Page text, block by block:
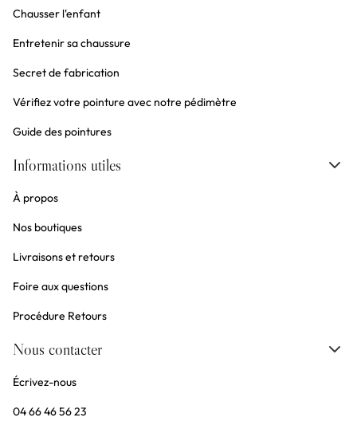
Chausser l'enfant
Entretenir sa chaussure
Secret de fabrication
Vérifiez votre pointure avec notre pédimètre
Guide des pointures
Informations utiles
À propos
Nos boutiques
Livraisons et retours
Foire aux questions
Procédure Retours
Nous contacter
Écrivez-nous
04 66 46 56 23